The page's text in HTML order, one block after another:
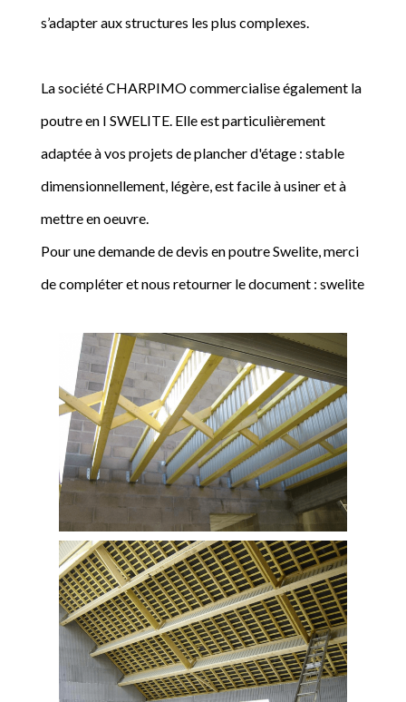
s’adapter aux structures les plus complexes.
La société CHARPIMO commercialise également la
poutre en I SWELITE. Elle est particulièrement
adaptée à vos projets de plancher d'étage : stable
dimensionnellement, légère, est facile à usiner et à
mettre en oeuvre.
Pour une demande de devis en poutre Swelite, merci
de compléter et nous retourner le document : swelite